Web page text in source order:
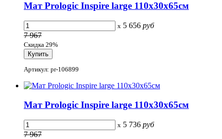
Мат Prologic Inspire large 110x30x65см
x 5 656 руб
7 967
Скидка 29%
Артикул: pr-106899
Мат Prologic Inspire large 110x30x65см
x 5 736 руб
7 967